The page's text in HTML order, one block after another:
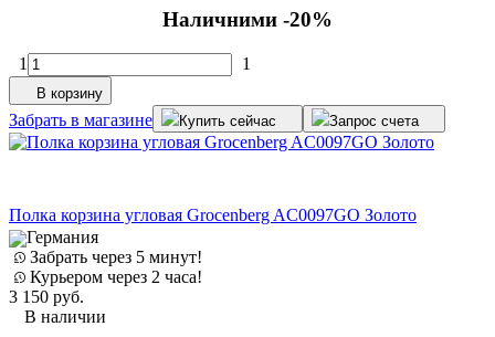
Наличними -20%
1 1
В корзину
Забрать в магазине Купить сейчас Запрос счета
Полка корзина угловая Grocenberg AC0097GO Золото
Германия
Забрать через 5 минут!
Курьером через 2 часа!
3 150 руб.
В наличии